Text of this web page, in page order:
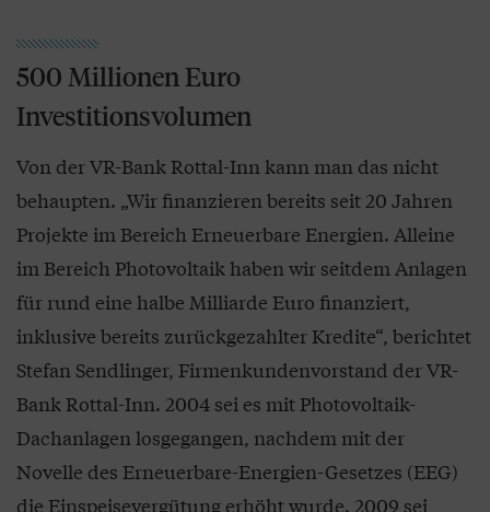
500 Millionen Euro
Investitionsvolumen
Von der VR-Bank Rottal-Inn kann man das nicht
behaupten. „Wir finanzieren bereits seit 20 Jahren
Projekte im Bereich Erneuerbare Energien. Alleine
im Bereich Photovoltaik haben wir seitdem Anlagen
für rund eine halbe Milliarde Euro finanziert,
inklusive bereits zurückgezahlter Kredite“, berichtet
Stefan Sendlinger, Firmenkundenvorstand der VR-
Bank Rottal-Inn. 2004 sei es mit Photovoltaik-
Dachanlagen losgegangen, nachdem mit der
Novelle des Erneuerbare-Energien-Gesetzes (EEG)
die Einspeisevergütung erhöht wurde. 2009 sei